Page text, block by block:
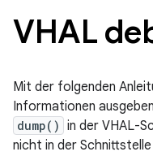
VHAL
Mit der folgenden
Informationen
dump() in der VHAL-
nicht in der